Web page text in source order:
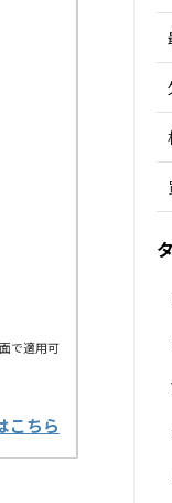
で適用可
こちら